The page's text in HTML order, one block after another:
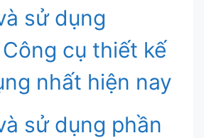
sử dụng
Công cụ thiết kế
nhất hiện nay
sử dụng phần